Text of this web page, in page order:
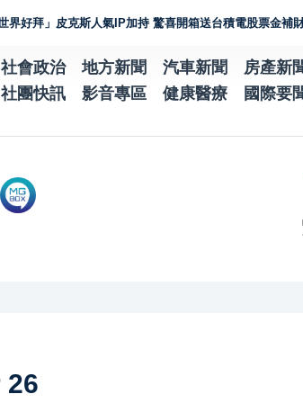
皮克斯人氣IP加持 驚喜開箱送台積電股票金補財庫
社會政治 地方新聞 汽車新聞 房產新
社團快訊 影音專區 健康醫療 國際要
26